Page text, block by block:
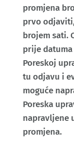
promjena
prvo
brojem sati.
prije datuma
Poreskoj
tu odjavu i
moguće
Poreska
napravljene
promjena.